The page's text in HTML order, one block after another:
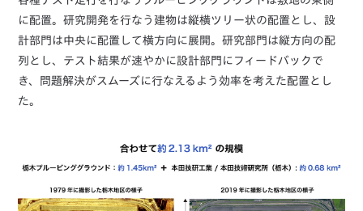
に配置。研究開発を行なう建物は縦横ツリー状の配置とし、設
計部門は中央に配置して横方向に展開。研究部門は縦方向の配
列とし、テスト結果が速やかに設計部門にフィードバックで
き、問題解決がスムーズに行なえるよう効率を考えた配置とし
た。